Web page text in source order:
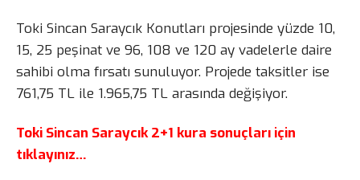
Toki Sincan Saraycık Konutları projesinde yüzde 10,
15, 25 peşinat ve 96, 108 ve 120 ay vadelerle daire
sahibi olma fırsatı sunuluyor. Projede taksitler ise
761,75 TL ile 1.965,75 TL arasında değişiyor.
Toki Sincan Saraycık 2+1 kura sonuçları için
tıklayınız…